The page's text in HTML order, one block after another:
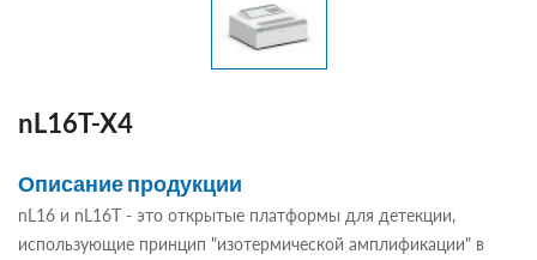
nL16T-X4
Описание продукции
nL16 и nL16T - это открытые платформы для детекции,
использующие принцип "изотермической амплификации" в